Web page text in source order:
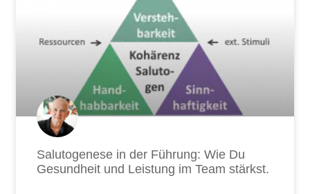
Salutogenese in der Führung: Wie Du
Gesundheit und Leistung im Team stärkst.